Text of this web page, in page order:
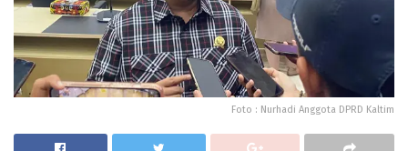
Foto : Nurhadi Anggota DPRD Kaltim